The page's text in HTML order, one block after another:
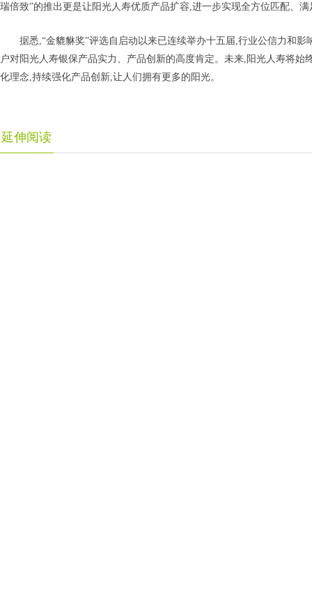
瑞倍致”的推出更是让阳光人寿优质产品扩容,进一步实现全方位匹配、
据悉,“金貔貅奖”评选自启动以来已连续举办十五届,行业公信力和
户对阳光人寿银保产品实力、产品创新的高度肯定。未来,阳光人寿将始
化理念,持续强化产品创新,让人们拥有更多的阳光。
延伸阅读